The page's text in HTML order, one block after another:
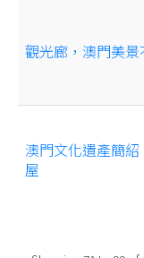
觀光廊，澳門美景
澳門文化遺產簡紹
屋